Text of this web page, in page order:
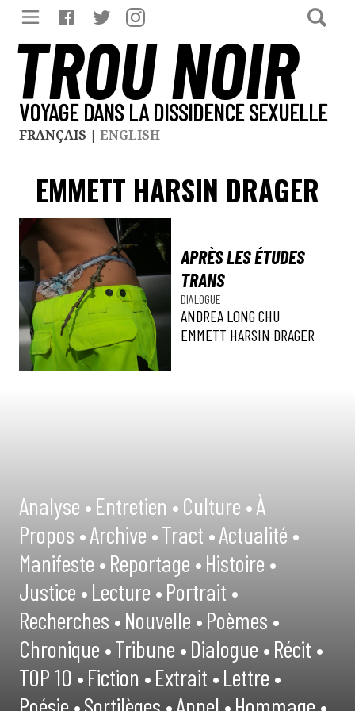
TROU NOIR
VOYAGE DANS LA DISSIDENCE SEXUELLE
FRANÇAIS | ENGLISH
EMMETT HARSIN DRAGER
APRÈS LES ÉTUDES
TRANS
DIALOGUE
ANDREA LONG CHU
EMMETT HARSIN DRAGER
Analyse •Entretien •Culture •À
Propos •Archive •Tract •Actualité •
Manifeste •Reportage •Histoire •
Justice •Lecture •Portrait •
Recherches •Nouvelle •Poèmes •
Chronique •Tribune •Dialogue •Récit •
TOP 10 •Fiction •Extrait •Lettre •